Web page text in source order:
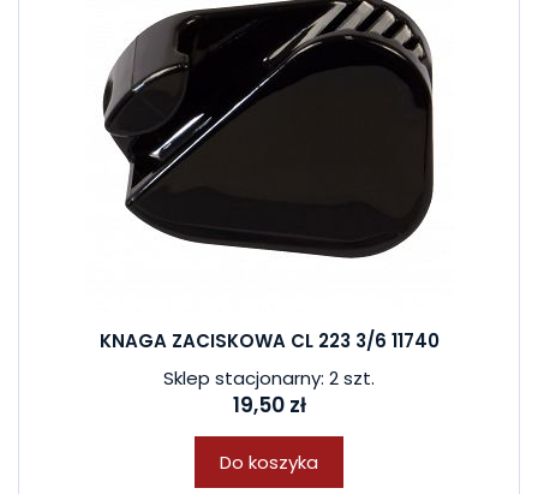
KNAGA ZACISKOWA CL 223 3/6 11740
Sklep stacjonarny: 2 szt.
19,50 zł
Do koszyka